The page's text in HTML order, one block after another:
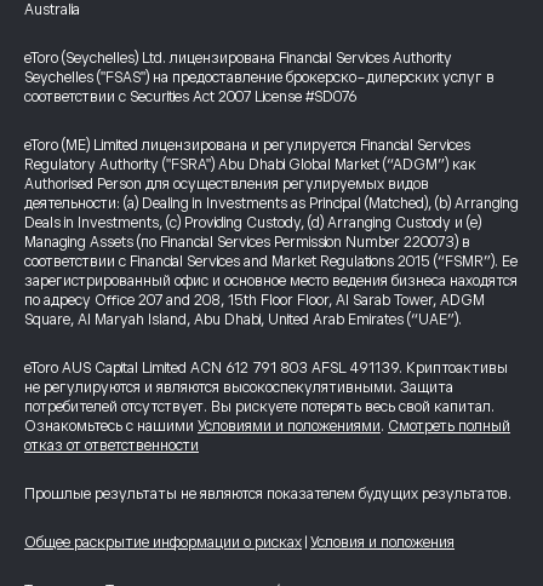
Australia
eToro (Seychelles) Ltd. лицензирована Financial Services Authority
Seychelles ("FSAS") на предоставление брокерско-дилерских услуг в
соответствии с Securities Act 2007 License #SD076
eToro (ME) Limited лицензирована и регулируется Financial Services
Regulatory Authority ("FSRA") Abu Dhabi Global Market (“ADGM”) как
Authorised Person для осуществления регулируемых видов
деятельности: (a) Dealing in Investments as Principal (Matched), (b) Arranging
Deals in Investments, (c) Providing Custody, (d) Arranging Custody и (e)
Managing Assets (по Financial Services Permission Number 220073) в
соответствии с Financial Services and Market Regulations 2015 (“FSMR”). Ее
зарегистрированный офис и основное место ведения бизнеса находятся
по адресу Office 207 and 208, 15th Floor Floor, Al Sarab Tower, ADGM
Square, Al Maryah Island, Abu Dhabi, United Arab Emirates (“UAE”).
eToro AUS Capital Limited ACN 612 791 803 AFSL 491139. Криптоактивы
не регулируются и являются высокоспекулятивными. Защита
потребителей отсутствует. Вы рискуете потерять весь свой капитал.
Ознакомьтесь с нашими Условиями и положениями. Смотреть полный
отказ от ответственности
Прошлые результаты не являются показателем будущих результатов.
Общее раскрытие информации о рисках Условия и положения